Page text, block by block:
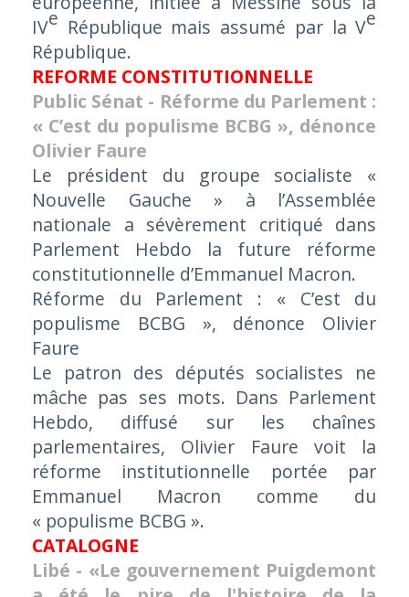
IVe République mais assumé par la Ve
République.
REFORME CONSTITUTIONNELLE
Public Sénat - Réforme du Parlement :
« C’est du populisme BCBG », dénonce
Olivier Faure
Le président du groupe socialiste «
Nouvelle Gauche » à l’Assemblée
nationale a sévèrement critiqué dans
Parlement Hebdo la future réforme
constitutionnelle d’Emmanuel Macron.
Réforme du Parlement : « C’est du
populisme BCBG », dénonce Olivier
Faure
Le patron des députés socialistes ne
mâche pas ses mots. Dans Parlement
Hebdo, diffusé sur les chaînes
parlementaires, Olivier Faure voit la
réforme institutionnelle portée par
Emmanuel Macron comme du
« populisme BCBG ».
CATALOGNE
Libé - «Le gouvernement Puigdemont